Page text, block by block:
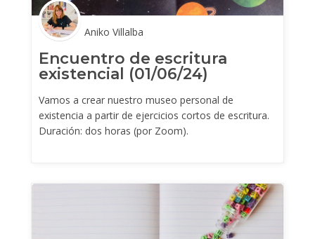
Aniko Villalba
Encuentro de escritura
existencial (01/06/24)
Vamos a crear nuestro museo personal de
existencia a partir de ejercicios cortos de escritura.
Duración: dos horas (por Zoom).